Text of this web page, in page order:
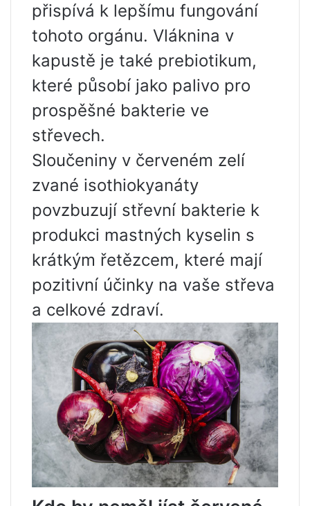
přispívá k lepšímu fungování
tohoto orgánu. Vláknina v
kapustě je také prebiotikum,
které působí jako palivo pro
prospěšné bakterie ve
střevech.
Sloučeniny v červeném zelí
zvané isothiokyanáty
povzbuzují střevní bakterie k
produkci mastných kyselin s
krátkým řetězcem, které mají
pozitivní účinky na vaše střeva
a celkové zdraví.